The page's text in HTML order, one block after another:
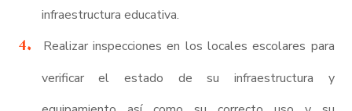
infraestructura educativa.
Realizar inspecciones en los locales escolares para
verificar el estado de su infraestructura y